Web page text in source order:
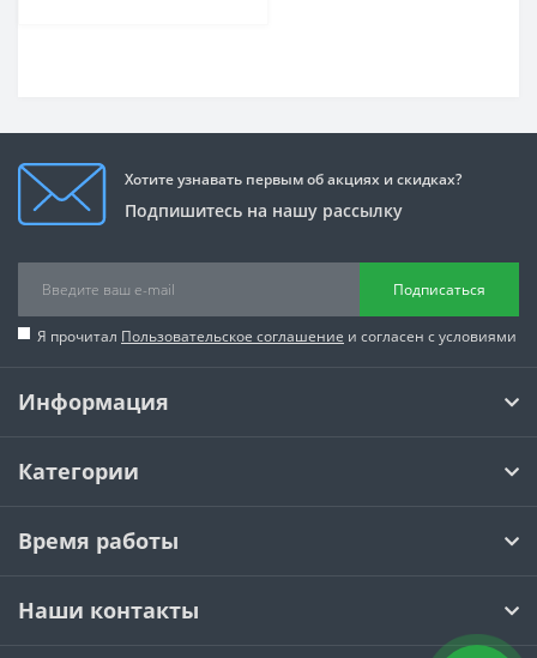
Хотите узнавать первым об акциях и скидках?
Подпишитесь на нашу рассылку
Подписаться
Я прочитал Пользовательское соглашение и согласен с условиями
Информация
Категории
Время работы
Наши контакты